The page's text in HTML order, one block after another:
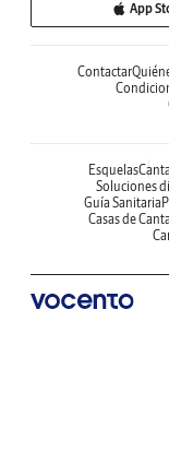
App
Contactar
Esquelas
Soluciones
Guía Sanitaria
Casas de